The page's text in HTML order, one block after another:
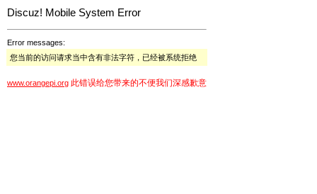
Discuz! Mobile System Error
Error messages:
您当前的访问请求当中含有非法字符，已经被系统拒绝
www.orangepi.org 此错误给您带来的不便我们深感歉意